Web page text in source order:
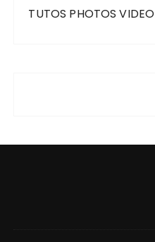
TUTOS PHOTOS VIDEO